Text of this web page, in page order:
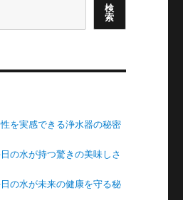
検
索
を実感できる浄水器の秘密
の水が持つ驚きの美味しさ
の水が未来の健康を守る秘